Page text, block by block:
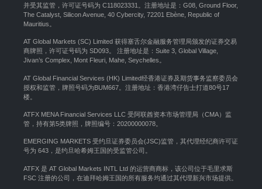
并受其监管，许可证号码为 C118023331。注册地址是：G08, Ground Floor,
The Catalyst, Silicon Avenue, 40 Cybercity, 72201 Ebène, Republic of
Mauritius。
AT Global Markets (SC) Limited 获得塞舌尔金融服务管理局颁发的证券交易
商牌照，许可证号码为 SD093。 注册地址是：Suite 3, Global Village,
Jivan’s Complex, Mont Fleuri, Mahe, Seychelles。
AT Global Financial Services (HK) Limited经香港证券及期货事务监察委员会
授权和监管，牌照号码为BUM667。注册地址：香港湾仔告士打道80号17
楼。
ATFX MENA Financial Services LLC 受阿联酋资本市场管理局（CMA）监
管，持有第5类牌照，牌照编号：20200000078。
EMERGING MARKETS 受约旦证券委员会(JSC)监管，其代理经纪商许可证
号为 643，是约旦哈希姆王国的受监管公司。
ATFX 是 AT Global Markets INTL Ltd 的运营商商标，该公司位于毛里求斯
FSC 注册的公司，在迪拜哈姆王国的所有服务均通过其代理新兴市场提供。